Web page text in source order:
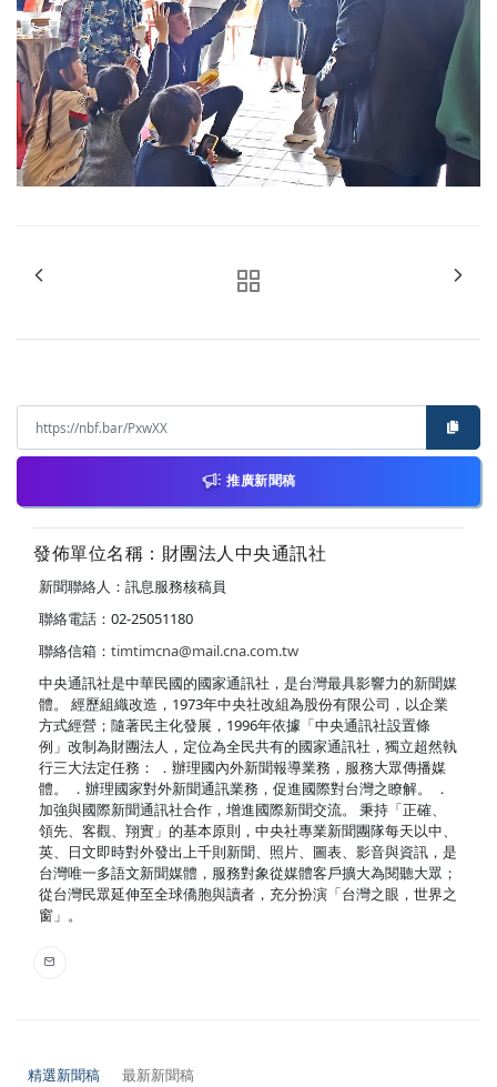
推廣新聞稿
發佈單位名稱：財團法人中央通訊社
新聞聯絡人：訊息服務核稿員
聯絡電話：02-25051180
聯絡信箱： timtimcna@mail.cna.com.tw
中央通訊社是中華民國的國家通訊社，是台灣最具影響力的新聞媒
體。 經歷組織改造，1973年中央社改組為股份有限公司，以企業
方式經營；隨著民主化發展，1996年依據「中央通訊社設置條
例」改制為財團法人，定位為全民共有的國家通訊社，獨立超然執
行三大法定任務： ．辦理國內外新聞報導業務，服務大眾傳播媒
體。 ．辦理國家對外新聞通訊業務，促進國際對台灣之瞭解。 ．
加強與國際新聞通訊社合作，增進國際新聞交流。 秉持「正確、
領先、客觀、翔實」的基本原則，中央社專業新聞團隊每天以中、
英、日文即時對外發出上千則新聞、照片、圖表、影音與資訊，是
台灣唯一多語文新聞媒體，服務對象從媒體客戶擴大為閱聽大眾；
從台灣民眾延伸至全球僑胞與讀者，充分扮演「台灣之眼，世界之
窗」。
精選新聞稿 最新新聞稿